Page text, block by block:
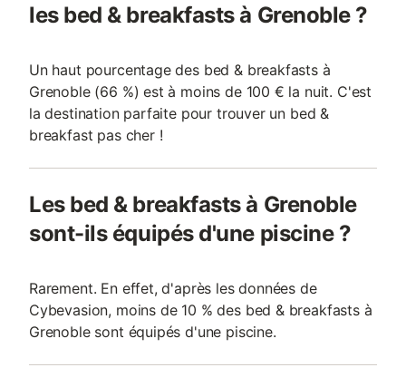
les bed & breakfasts à Grenoble ?
Un haut pourcentage des bed & breakfasts à
Grenoble (66 %) est à moins de 100 € la nuit. C'est
la destination parfaite pour trouver un bed &
breakfast pas cher !
Les bed & breakfasts à Grenoble
sont-ils équipés d'une piscine ?
Rarement. En effet, d'après les données de
Cybevasion, moins de 10 % des bed & breakfasts à
Grenoble sont équipés d'une piscine.